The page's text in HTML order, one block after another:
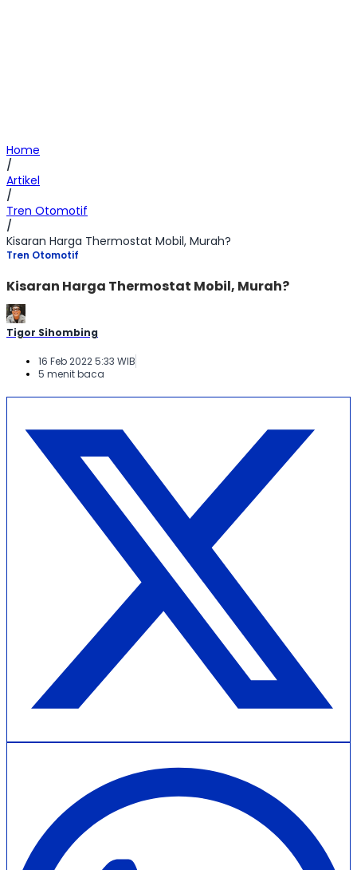
Home
/
Artikel
/
Tren Otomotif
/
Kisaran Harga Thermostat Mobil, Murah?
Tren Otomotif
Kisaran Harga Thermostat Mobil, Murah?
Tigor Sihombing
16 Feb 2022 5:33 WIB
5 menit baca